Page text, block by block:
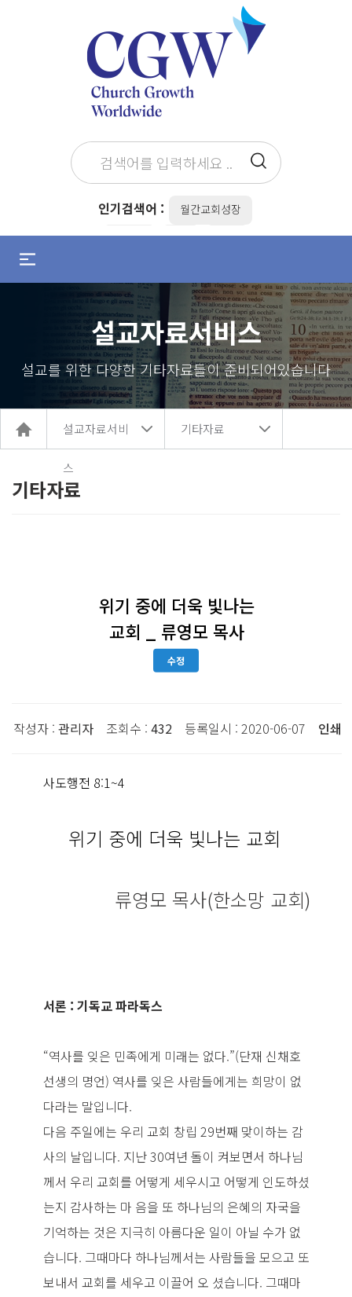
인기검색어 :
월간교회성장
최병락
the
전도
김병삼
목회준비 /
메
기
설교자료서비스
설교를 위한 다양한 기타자료들이 준비되어있습니다
홈
로
설교자료서비
스
기타자료
기타자료
위기 중에 더욱 빛나는
교회 _ 류영모 목사
수정
작성자 : 관리자 조회수 : 432 등록일시 : 2020-06-07 인쇄
사도행전 8:1~4
위기 중에 더욱 빛나는 교회
류영모 목사(한소망 교회)
서론 : 기독교 파라독스
“역사를 잊은 민족에게 미래는 없다.”(단재 신채호
선생의 명언) 역사를 잊은 사람들에게는 희망이 없
다라는 말입니다.
다음 주일에는 우리 교회 창립 29번째 맞이하는 감
사의 날입니다. 지난 30여년 돌이 켜보면서 하나님
께서 우리 교회를 어떻게 세우시고 어떻게 인도하셨
는지 감사하는 마 음을 또 하나님의 은혜의 자국을
기억하는 것은 지극히 아름다운 일이 아닐 수가 없
습니다. 그때마다 하나님께서는 사람들을 모으고 또
보내서 교회를 세우고 이끌어 오 셨습니다. 그때마